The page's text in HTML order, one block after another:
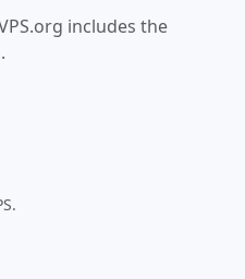
includes the